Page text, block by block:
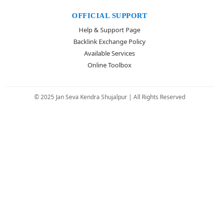
OFFICIAL SUPPORT
Help & Support Page
Backlink Exchange Policy
Available Services
Online Toolbox
© 2025 Jan Seva Kendra Shujalpur | All Rights Reserved